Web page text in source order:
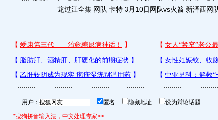
龙过江全集 网队 卡特 3月10日网队vs火箭 新泽西网
用户： 匿名 隐藏地址 设为辩论话题
*搜狗拼音输入法，中文处理专家>>